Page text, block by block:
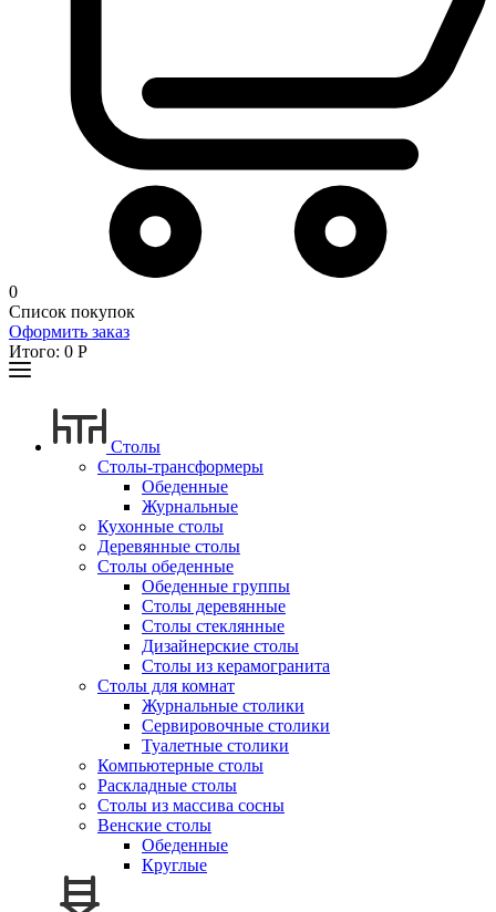
0
Список покупок
Оформить заказ
Итого: 0 Р
Столы
Столы-трансформеры
Обеденные
Журнальные
Кухонные столы
Деревянные столы
Столы обеденные
Обеденные группы
Столы деревянные
Столы стеклянные
Дизайнерские столы
Столы из керамогранита
Столы для комнат
Журнальные столики
Сервировочные столики
Туалетные столики
Компьютерные столы
Раскладные столы
Столы из массива сосны
Венские столы
Обеденные
Круглые